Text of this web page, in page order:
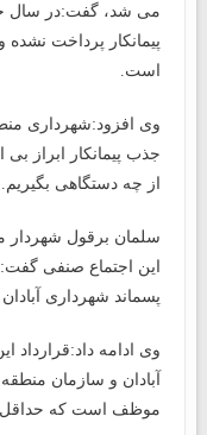
می شد، گفت:در سال
پیمانکار پرداخت
است.
جذب پیمانکار ابراز
از چه دستگاهی بگیریم.
این اجتماع صنفی
پسماند شهرداری
وی ادامه
آبادان و سازمان منطقه
موظف است که حداقل